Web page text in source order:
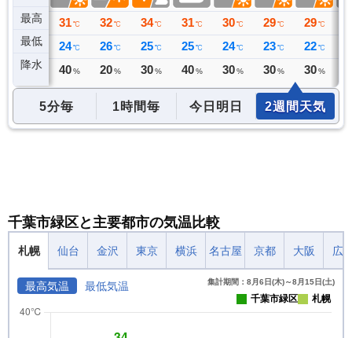
最高
最低
降水
31 ℃
23 ℃
0 ミリ
31 ℃
24 ℃
40 %
32 ℃
26 ℃
20 %
34 ℃
25 ℃
30 %
31 ℃
25 ℃
40 %
30 ℃
24 ℃
30 %
29 ℃
23 ℃
30 %
29 ℃
22 ℃
30 %
5分毎 1時間毎 今日明日 2週間天気
千葉市緑区と主要都市の気温比較
札幌 仙台 金沢 東京 横浜 名古屋 京都 大阪 広
最高気温 最低気温 集計期間：8月6日(木)～8月15日(土)
千葉市緑区 札幌